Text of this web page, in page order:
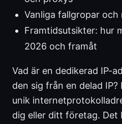
Vanliga fallgropar
Framtidsutsikter: hur
2026 och framåt
Vad är en dedikerad IP-
den sig från en delad IP?
unik
dig eller ditt företag. Det